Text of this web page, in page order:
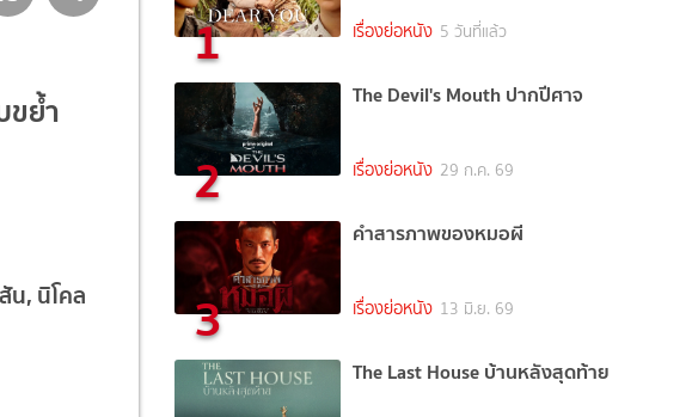
ขย้ำ
น, นิโคล
1 เรื่องย่อหนัง 5 วันที่แล้ว
2
The Devil's Mouth ปากปีศาจ
เรื่องย่อหนัง 29 ก.ค. 69
3
คำสารภาพของหมอผี
เรื่องย่อหนัง 13 มิ.ย. 69
The Last House บ้านหลังสุดท้าย